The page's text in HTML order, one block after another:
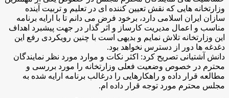
وزارتخانه هایی که نقش تعیین کننده ای در تعلیم و تربیت آینده
سازان ایران اسلامی دارد، برخود فرض می دانم تا با ارایه برنامه
مناسب و اعمال مدیریت کارساز و اثر گذار در جهت پیشبرد اهداف
این وزارتخانه تلاش نمایم و بدیهی است با چنین رویکردی رفع این
دغدغه ها دور از دسترس نخواهد بود.
دانش آشتیانی تصریح کرد: اکثر نکات و موارد مورد نظر نمایندگان
محترم در خصوص وضعیت فعلی وزارتخانه را مورد بررسی و
مطالعه قرار داده و راهکارهایی را درغالب برنامه ارایه شده به
مجلس محترم مورد توجه قرار داده ام.